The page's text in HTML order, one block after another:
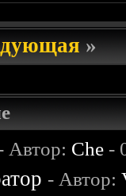
»
Автор: Che -
- Автор: